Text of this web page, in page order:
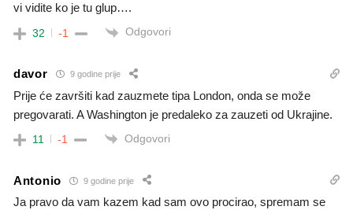
vi vidite ko je tu glup….
32 -1 Odgovori
davor 9 godine prije
Prije će završiti kad zauzmete tipa London, onda se može
pregovarati. A Washington je predaleko za zauzeti od Ukrajine.
11 -1 Odgovori
Antonio 9 godine prije
Ja pravo da vam kazem kad sam ovo procirao, spremam se